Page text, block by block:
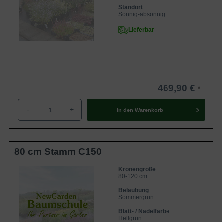
Standort
Sonnig-absonnig
Lieferbar
469,90 €
- + In den Warenkorb
80 cm Stamm C150
Kronengröße
80-120 cm
Belaubung
Sommergrün
Blatt- / Nadelfarbe
Hellgrün